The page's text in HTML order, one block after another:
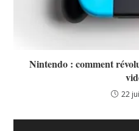
Nintendo : comment
22